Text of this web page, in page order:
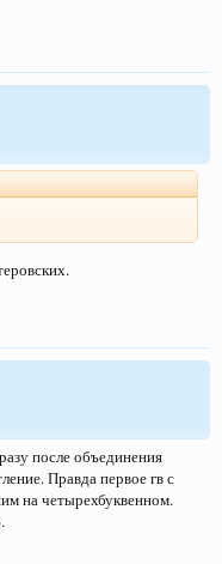
после объединения
Правда первое гв с
на четырехбуквенном.